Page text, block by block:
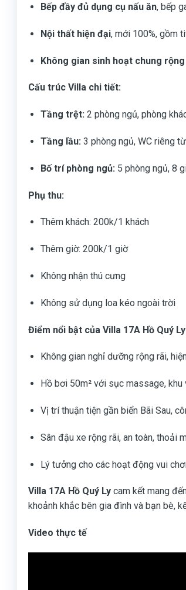
Bếp đầy đủ dụng cụ nấu ăn, bếp
Nội thất hiện đại, mới 100%, gồm
Không gian sinh hoạt chung
Cấu trúc Villa chi tiết:
Tầng trệt: 2 phòng ngủ, phòng
Tầng lầu: 3 phòng ngủ, WC riêng
Bố trí phòng ngủ: 5 phòng ngủ, 8
Phụ thu:
Thêm khách: 200k/1 khách
Thêm giờ: 200k/1 giờ
Không nhận thú cưng
Không sử dụng loa kéo ngoài trời
Điểm nổi bật của Villa 17A Hồ Quý
Không gian nghỉ dưỡng rộng rãi,
Hồ bơi 50m² với sục massage,
Vị trí thuận tiện gần biển Bãi Sau,
Sân đậu xe rộng rãi, an toàn, thoải
Lý tưởng cho các hoạt động vui
Villa 17A Hồ Quý Ly cam kết mang
khoảnh khắc bên gia đình và bạn bè,
Video thực tế